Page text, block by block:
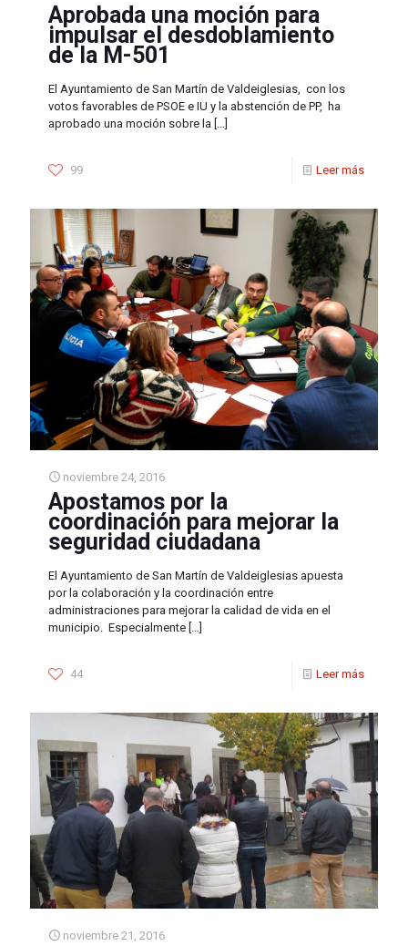
Aprobada una moción para
impulsar el desdoblamiento
de la M-501
El Ayuntamiento de San Martín de Valdeiglesias, con los
votos favorables de PSOE e IU y la abstención de PP, ha
aprobado una moción sobre la […]
99 Leer más
noviembre 24, 2016
Apostamos por la
coordinación para mejorar la
seguridad ciudadana
El Ayuntamiento de San Martín de Valdeiglesias apuesta
por la colaboración y la coordinación entre
administraciones para mejorar la calidad de vida en el
municipio. Especialmente […]
44 Leer más
noviembre 21, 2016